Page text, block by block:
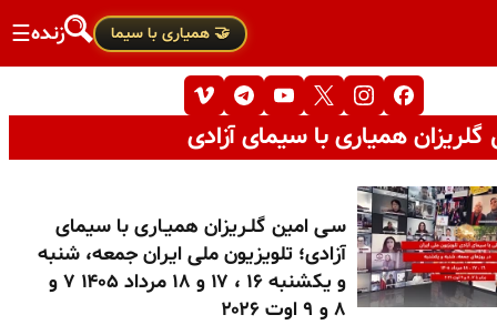
🤝 همیاری با سیما زنده☰
همیاری با سیمای آزادی
سـی امین گلـریزان همیـاری با سیمای
آزادی؛ تلویزیون ملی ایران جمعه، شنبه
و یکشنبه ۱۶ ، ۱۷ و ۱۸ مرداد ۱۴۰۵ ۷ و
۸ و ۹ اوت ۲۰۲۶